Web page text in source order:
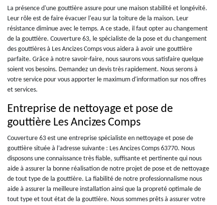
La présence d'une gouttière assure pour une maison stabilité et longévité.
Leur rôle est de faire évacuer l'eau sur la toiture de la maison. Leur
résistance diminue avec le temps. A ce stade, il faut opter au changement
de la gouttière. Couverture 63, le spécialiste de la pose et du changement
des gouttières à Les Ancizes Comps vous aidera à avoir une gouttière
parfaite. Grâce à notre savoir-faire, nous saurons vous satisfaire quelque
soient vos besoins. Demandez un devis très rapidement. Nous serons à
votre service pour vous apporter le maximum d'information sur nos offres
et services.
Entreprise de nettoyage et pose de
gouttière Les Ancizes Comps
Couverture 63 est une entreprise spécialiste en nettoyage et pose de
gouttière située à l’adresse suivante : Les Ancizes Comps 63770. Nous
disposons une connaissance très fiable, suffisante et pertinente qui nous
aide à assurer la bonne réalisation de notre projet de pose et de nettoyage
de tout type de la gouttière. La fiabilité de notre professionnalisme nous
aide à assurer la meilleure installation ainsi que la propreté optimale de
tout type et tout état de la gouttière. Nous sommes prêts à assurer votre